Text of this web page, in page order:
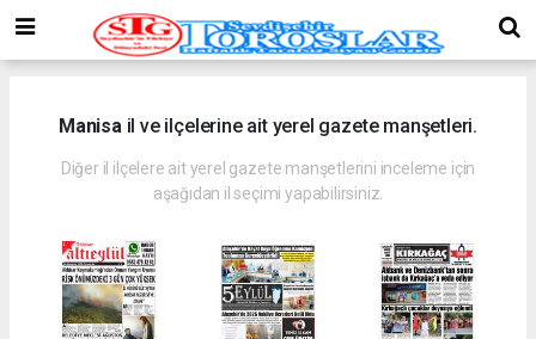
Manisail ve ilçelerine ait yerel gazete manşetleri.
Diğer il ilçelere ait yerel gazete manşetlerini inceleme için
aşağıdan il seçimi yapabilirsiniz.